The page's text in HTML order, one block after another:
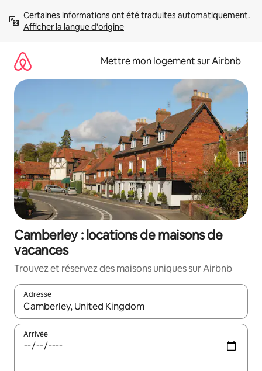
directement
Afficher la langue d'origine
Mettre mon logement sur Airbnb
Camberley : locations de maisons de
vacances
Trouvez et réservez des maisons uniques sur Airbnb
Adresse
Lorsque les résultats s'affichent, utilisez les flèches vers le
Arrivée